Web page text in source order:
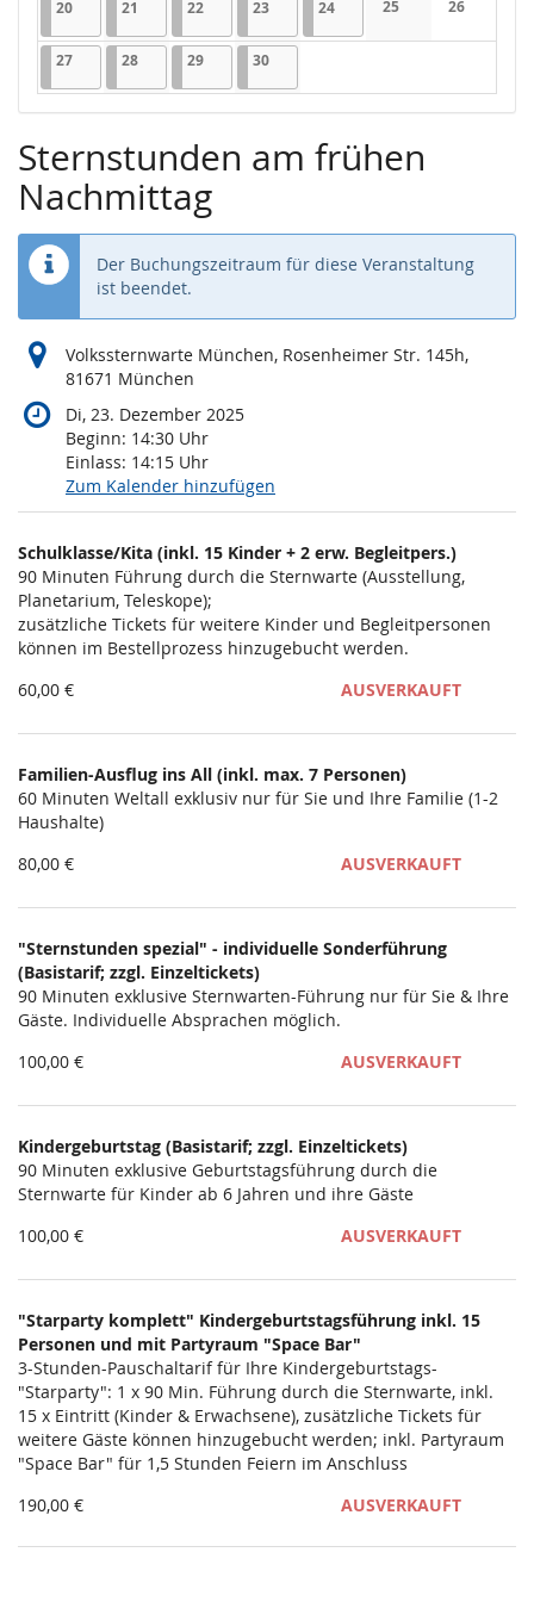
2020.04.2026
1 Veranstaltung
21 21.04.2026
1 Veranstaltung
2222.04.2026
1 Veranstaltung
2323.04.2026
1 Veranstaltung
2424.04.2026
1 Veranstaltung
25
Keine
26
Keine
2727.04.2026
1 Veranstaltung
2828.04.2026
1 Veranstaltung
2929.04.2026
1 Veranstaltung
3030.04.2026
1 Veranstaltung
Sternstunden am frühen
Nachmittag
Der Buchungszeitraum für diese Veranstaltung
ist beendet.
Volkssternwarte München, Rosenheimer Str. 145h,
81671 München
Di, 23. Dezember 2025
Beginn: 14:30 Uhr
Einlass: 14:15 Uhr
Zum Kalender hinzufügen
Produkte
Unkategorisierte
Produkte
Schulklasse/Kita (inkl. 15 Kinder + 2 erw. Begleitpers.)
90 Minuten Führung durch die Sternwarte (Ausstellung,
Planetarium, Teleskope);
zusätzliche Tickets für weitere Kinder und Begleitpersonen
können im Bestellprozess hinzugebucht werden.
60,00 €
AUSVERKAUFT
Familien-Ausflug ins All (inkl. max. 7 Personen)
60 Minuten Weltall exklusiv nur für Sie und Ihre Familie (1-2
Haushalte)
80,00 €
AUSVERKAUFT
"Sternstunden spezial" - individuelle Sonderführung
(Basistarif; zzgl. Einzeltickets)
90 Minuten exklusive Sternwarten-Führung nur für Sie & Ihre
Gäste. Individuelle Absprachen möglich.
100,00 €
AUSVERKAUFT
Kindergeburtstag (Basistarif; zzgl. Einzeltickets)
90 Minuten exklusive Geburtstagsführung durch die
Sternwarte für Kinder ab 6 Jahren und ihre Gäste
100,00 €
AUSVERKAUFT
"Starparty komplett" Kindergeburtstagsführung inkl. 15
Personen und mit Partyraum "Space Bar"
3-Stunden-Pauschaltarif für Ihre Kindergeburtstags-
"Starparty": 1 x 90 Min. Führung durch die Sternwarte, inkl.
15 x Eintritt (Kinder & Erwachsene), zusätzliche Tickets für
weitere Gäste können hinzugebucht werden; inkl. Partyraum
"Space Bar" für 1,5 Stunden Feiern im Anschluss
190,00 €
AUSVERKAUFT